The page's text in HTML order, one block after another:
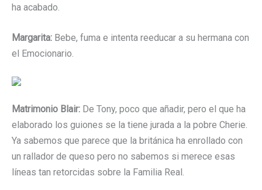
ha acabado.
Margarita: Bebe, fuma e intenta reeducar a su hermana con
el Emocionario.
Matrimonio Blair: De Tony, poco que añadir, pero el que ha
elaborado los guiones se la tiene jurada a la pobre Cherie.
Ya sabemos que parece que la británica ha enrollado con
un rallador de queso pero no sabemos si merece esas
líneas tan retorcidas sobre la Familia Real.